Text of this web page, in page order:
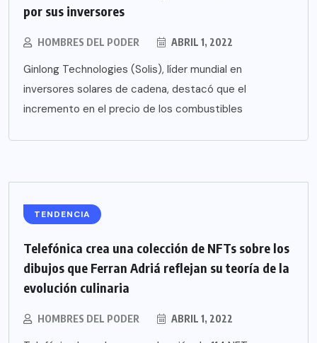
por sus inversores
HOMBRES DEL PODER ABRIL 1, 2022
Ginlong Technologies (Solis), líder mundial en
inversores solares de cadena, destacó que el
incremento en el precio de los combustibles
TENDENCIA
Telefónica crea una colección de NFTs sobre los
dibujos que Ferran Adriá reflejan su teoría de la
evolución culinaria
HOMBRES DEL PODER ABRIL 1, 2022